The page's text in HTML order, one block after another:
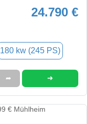
24.790 €
180 kw (245 PS)
➦ ➜